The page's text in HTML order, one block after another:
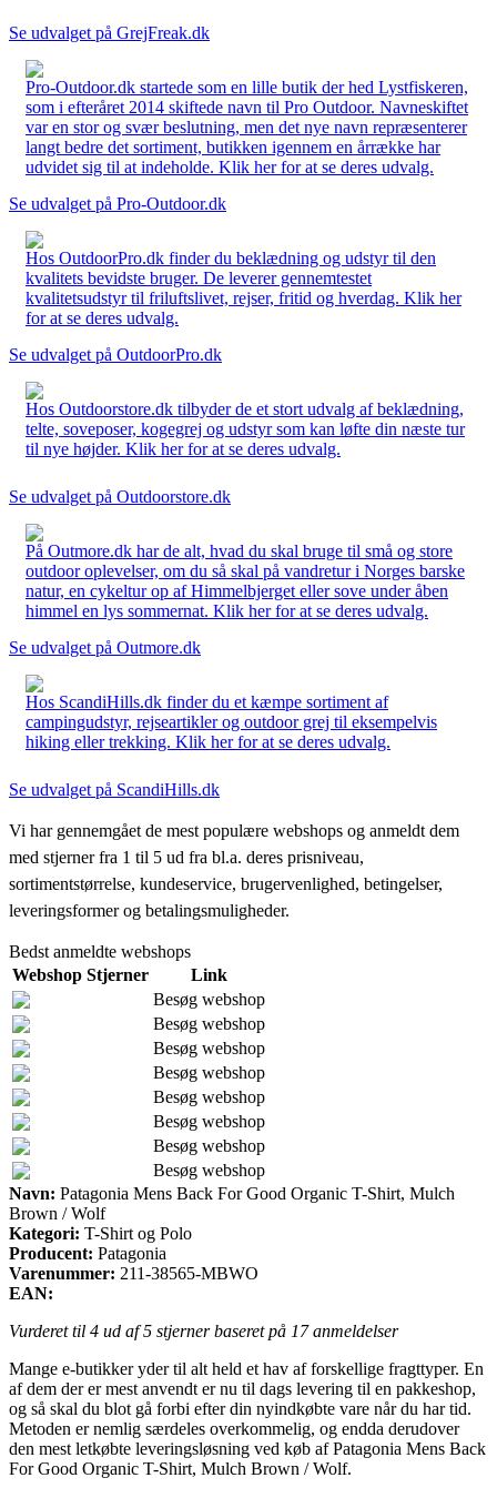
Se udvalget på GrejFreak.dk
Pro-Outdoor.dk startede som en lille butik der hed Lystfiskeren,
som i efteråret 2014 skiftede navn til Pro Outdoor. Navneskiftet
var en stor og svær beslutning, men det nye navn repræsenterer
langt bedre det sortiment, butikken igennem en årrække har
udvidet sig til at indeholde. Klik her for at se deres udvalg.
Se udvalget på Pro-Outdoor.dk
Hos OutdoorPro.dk finder du beklædning og udstyr til den
kvalitets bevidste bruger. De leverer gennemtestet
kvalitetsudstyr til friluftslivet, rejser, fritid og hverdag. Klik her
for at se deres udvalg.
Se udvalget på OutdoorPro.dk
Hos Outdoorstore.dk tilbyder de et stort udvalg af beklædning,
telte, soveposer, kogegrej og udstyr som kan løfte din næste tur
til nye højder. Klik her for at se deres udvalg.
Se udvalget på Outdoorstore.dk
På Outmore.dk har de alt, hvad du skal bruge til små og store
outdoor oplevelser, om du så skal på vandretur i Norges barske
natur, en cykeltur op af Himmelbjerget eller sove under åben
himmel en lys sommernat. Klik her for at se deres udvalg.
Se udvalget på Outmore.dk
Hos ScandiHills.dk finder du et kæmpe sortiment af
campingudstyr, rejseartikler og outdoor grej til eksempelvis
hiking eller trekking. Klik her for at se deres udvalg.
Se udvalget på ScandiHills.dk
Vi har gennemgået de mest populære webshops og anmeldt dem
med stjerner fra 1 til 5 ud fra bl.a. deres prisniveau,
sortimentstørrelse, kundeservice, brugervenlighed, betingelser,
leveringsformer og betalingsmuligheder.
Bedst anmeldte webshops
Webshop Stjerner
Link
Besøg webshop
Besøg webshop
Besøg webshop
Besøg webshop
Besøg webshop
Besøg webshop
Besøg webshop
Besøg webshop
Navn: Patagonia Mens Back For Good Organic T-Shirt, Mulch
Brown / Wolf
Kategori: T-Shirt og Polo
Producent: Patagonia
Varenummer: 211-38565-MBWO
EAN:
Vurderet til 4 ud af 5 stjerner baseret på 17anmeldelser
Mange e-butikker yder til alt held et hav af forskellige fragttyper. En
af dem der er mest anvendt er nu til dags levering til en pakkeshop,
og så skal du blot gå forbi efter din nyindkøbte vare når du har tid.
Metoden er nemlig særdeles overkommelig, og endda derudover
den mest letkøbte leveringsløsning ved køb af Patagonia Mens Back
For Good Organic T-Shirt, Mulch Brown / Wolf.